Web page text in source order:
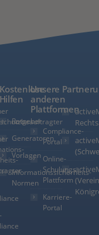
Hilfen
Ratgeber
Generatoren
Vorlagen
Informationssicherheits-
Normen
Unsere
anderen
Plattformen
Compliance-
Portal
Online-
Schulungs-
Plattform
Karriere-
Portal